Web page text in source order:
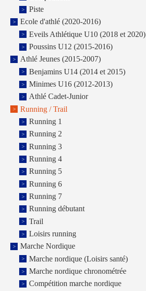
Piste
Ecole d'athlé (2020-2016)
Eveils Athlétique U10 (2018 et 2020)
Poussins U12 (2015-2016)
Athlé Jeunes (2015-2007)
Benjamins U14 (2014 et 2015)
Minimes U16 (2012-2013)
Athlé Cadet-Junior
Running / Trail
Running 1
Running 2
Running 3
Running 4
Running 5
Running 6
Running 7
Running débutant
Trail
Loisirs running
Marche Nordique
Marche nordique (Loisirs santé)
Marche nordique chronométrée
Compétition marche nordique